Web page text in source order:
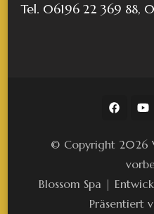
Tel. 06196 22 369 88,
© Copyright 2026
Blossom Spa |
Präsentiert